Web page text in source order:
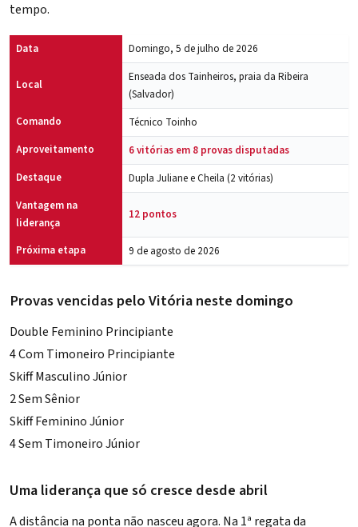
tempo.
Data Domingo, 5 de julho de 2026
Local
Enseada dos Tainheiros, praia da Ribeira
(Salvador)
Comando
Técnico Toinho
Aproveitamento
6 vitórias em 8 provas disputadas
Destaque
Dupla Juliane e Cheila (2 vitórias)
Vantagem na
liderança
12 pontos
Próxima etapa 9 de agosto de 2026
Provas vencidas pelo Vitória neste domingo
Double Feminino Principiante
4 Com Timoneiro Principiante
Skiff Masculino Júnior
2 Sem Sênior
Skiff Feminino Júnior
4 Sem Timoneiro Júnior
Uma liderança que só cresce desde abril
A distância na ponta não nasceu agora. Na 1ª regata da